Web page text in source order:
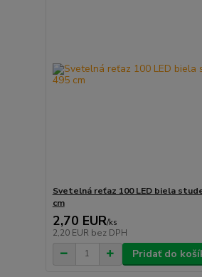
Svetelná reťaz 100 LED biela
cm
2,70 EUR/ks
2,20 EUR bez DPH
Pridať do